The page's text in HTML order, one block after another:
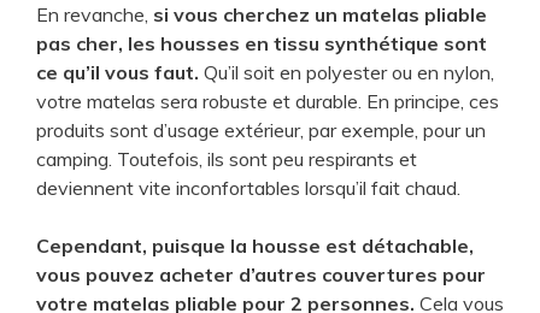
En revanche, si vous cherchez un matelas pliable
pas cher, les housses en tissu synthétique sont
ce qu’il vous faut. Qu’il soit en polyester ou en nylon,
votre matelas sera robuste et durable. En principe, ces
produits sont d’usage extérieur, par exemple, pour un
camping. Toutefois, ils sont peu respirants et
deviennent vite inconfortables lorsqu’il fait chaud.
Cependant, puisque la housse est détachable,
vous pouvez acheter d’autres couvertures pour
votre matelas pliable pour 2 personnes. Cela vous